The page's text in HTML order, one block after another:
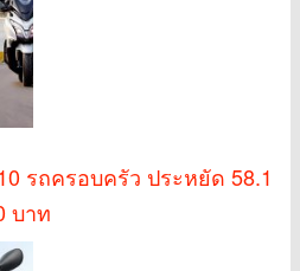
รถครอบครัว ประหยัด 58.1
บาท